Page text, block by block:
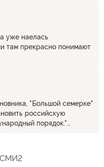
уже наелась
там прекрасно понимают
"Большой семерке"
российскую
порядок."
СМИ2